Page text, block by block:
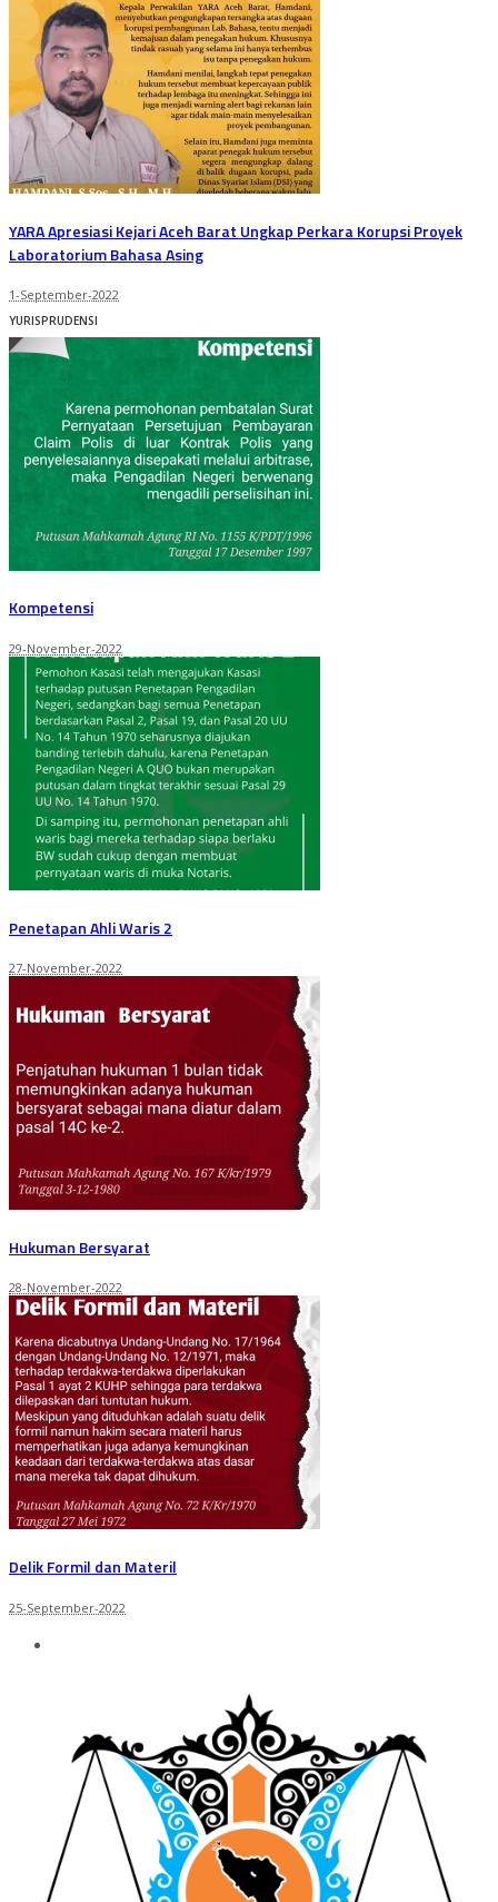
YARA Apresiasi Kejari Aceh Barat Ungkap Perkara Korupsi Proyek
Laboratorium Bahasa Asing
1-September-2022
YURISPRUDENSI
Kompetensi
29-November-2022
Penetapan Ahli Waris 2
27-November-2022
Hukuman Bersyarat
28-November-2022
Delik Formil dan Materil
25-September-2022